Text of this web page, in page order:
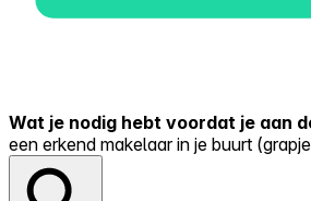
Wat je nodig hebt voordat je aan
een erkend makelaar in je buurt